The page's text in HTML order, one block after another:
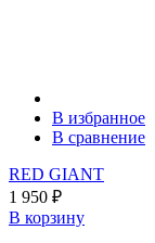
В избранное
В сравнение
RED GIANT
1 950 ₽
В корзину